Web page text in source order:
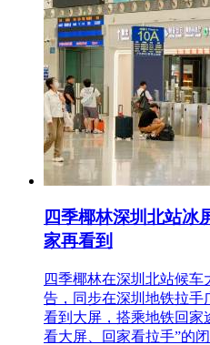
四季椰林深圳北站冰
家再看到
四季椰林在深圳北站候
告，同步在深圳地铁拉手
看到大屏，搭乘地铁回家
看大屏、回家看拉手”的闭